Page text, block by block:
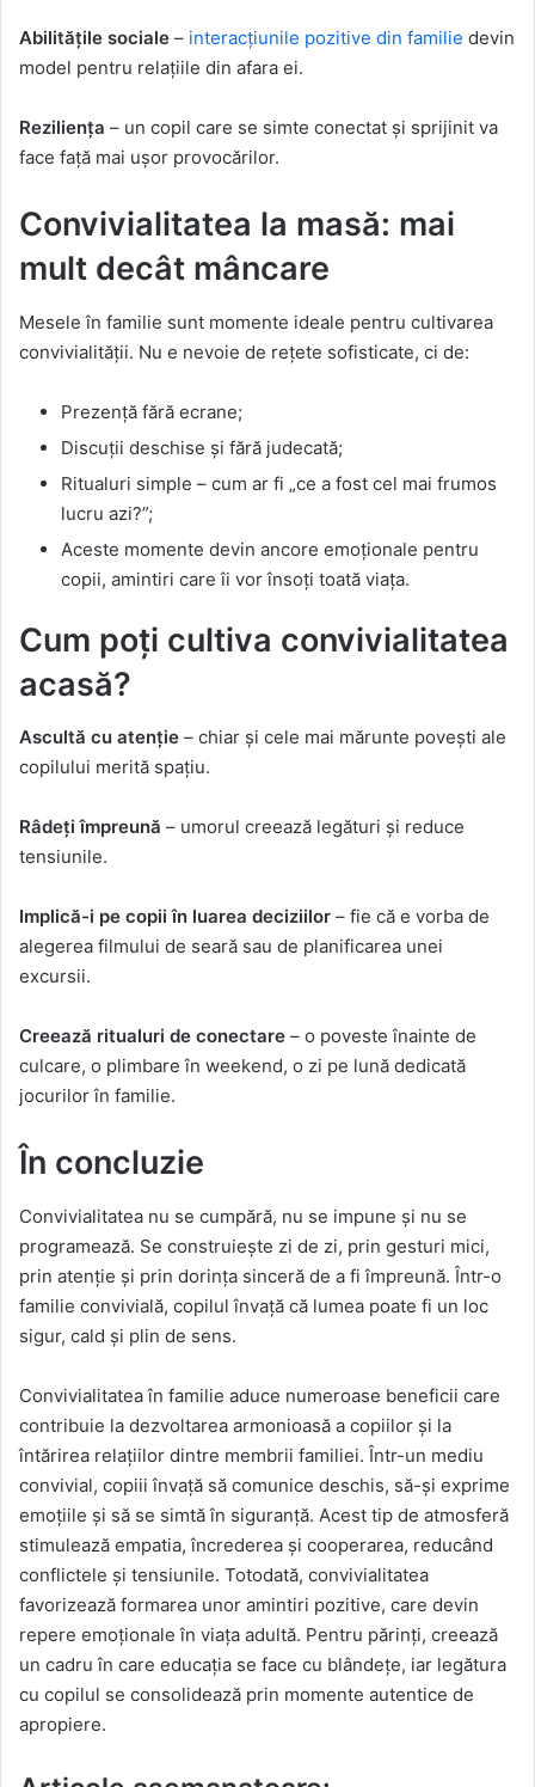
Abilitățile sociale – interacțiunile pozitive din familie devin
model pentru relațiile din afara ei.
Reziliența – un copil care se simte conectat și sprijinit va
face față mai ușor provocărilor.
Convivialitatea la masă: mai
mult decât mâncare
Mesele în familie sunt momente ideale pentru cultivarea
convivialității. Nu e nevoie de rețete sofisticate, ci de:
Prezență fără ecrane;
Discuții deschise și fără judecată;
Ritualuri simple – cum ar fi „ce a fost cel mai frumos
lucru azi?”;
Aceste momente devin ancore emoționale pentru
copii, amintiri care îi vor însoți toată viața.
Cum poți cultiva convivialitatea
acasă?
Ascultă cu atenție – chiar și cele mai mărunte povești ale
copilului merită spațiu.
Râdeți împreună – umorul creează legături și reduce
tensiunile.
Implică-i pe copii în luarea deciziilor – fie că e vorba de
alegerea filmului de seară sau de planificarea unei
excursii.
Creează ritualuri de conectare – o poveste înainte de
culcare, o plimbare în weekend, o zi pe lună dedicată
jocurilor în familie.
În concluzie
Convivialitatea nu se cumpără, nu se impune și nu se
programează. Se construiește zi de zi, prin gesturi mici,
prin atenție și prin dorința sinceră de a fi împreună. Într-o
familie convivială, copilul învață că lumea poate fi un loc
sigur, cald și plin de sens.
Convivialitatea în familie aduce numeroase beneficii care
contribuie la dezvoltarea armonioasă a copiilor și la
întărirea relațiilor dintre membrii familiei. Într-un mediu
convivial, copiii învață să comunice deschis, să-și exprime
emoțiile și să se simtă în siguranță. Acest tip de atmosferă
stimulează empatia, încrederea și cooperarea, reducând
conflictele și tensiunile. Totodată, convivialitatea
favorizează formarea unor amintiri pozitive, care devin
repere emoționale în viața adultă. Pentru părinți, creează
un cadru în care educația se face cu blândețe, iar legătura
cu copilul se consolidează prin momente autentice de
apropiere.